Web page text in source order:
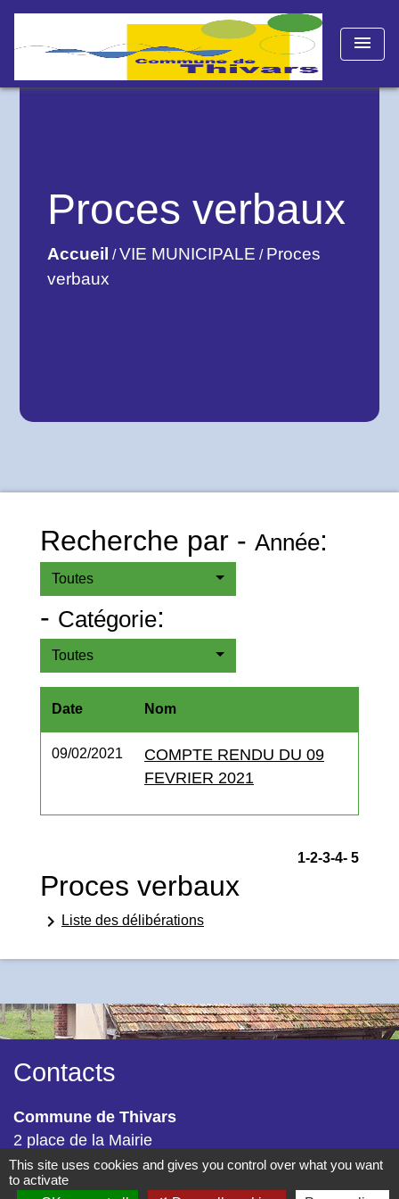
menu
Proces verbaux
Accueil /VIE MUNICIPALE / Proces
verbaux
Recherche par - Année:
Toutes
- Catégorie:
Toutes
Date Nom
09/02/2021
COMPTE RENDU DU 09
FEVRIER 2021
1-2-3-4- 5
Proces verbaux
keyboard_arrow_right Liste des délibérations
Contacts
Commune de Thivars
2 place de la Mairie
28630 Thivars - FRANCE
+33 2 37 26 40 21
This site uses cookies and gives you control over what you want
to activate